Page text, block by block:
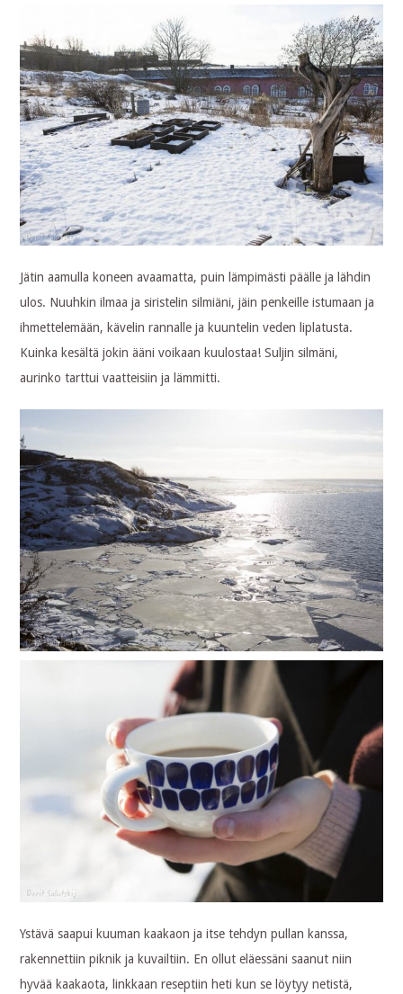
Jätin aamulla koneen avaamatta, puin lämpimästi päälle ja lähdin
ulos. Nuuhkin ilmaa ja siristelin silmiäni, jäin penkeille istumaan ja
ihmettelemään, kävelin rannalle ja kuuntelin veden liplatusta.
Kuinka kesältä jokin ääni voikaan kuulostaa! Suljin silmäni,
aurinko tarttui vaatteisiin ja lämmitti.
Ystävä saapui kuuman kaakaon ja itse tehdyn pullan kanssa,
rakennettiin piknik ja kuvailtiin. En ollut eläessäni saanut niin
hyvää kaakaota, linkkaan reseptiin heti kun se löytyy netistä,